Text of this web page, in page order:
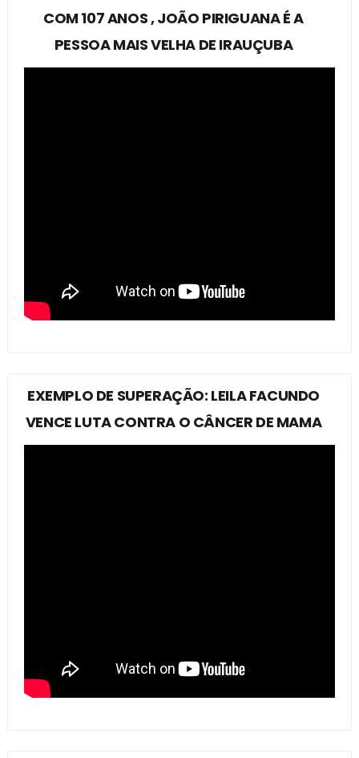
COM 107 ANOS , JOÃO PIRIGUANA É A
PESSOA MAIS VELHA DE IRAUÇUBA
EXEMPLO DE SUPERAÇÃO: LEILA FACUNDO
VENCE LUTA CONTRA O CÂNCER DE MAMA